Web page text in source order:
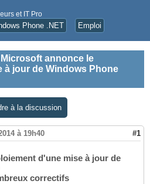
et IT Pro
Phone .NET Emploi
Microsoft annonce le
à jour de Windows Phone
à la discussion
à 19h40 #1
d'une mise à jour de
correctifs